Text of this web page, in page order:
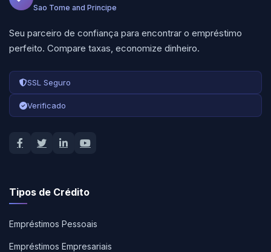
Sao Tome and Principe
Seu parceiro de confiança para encontrar o empréstimo
perfeito. Compare taxas, economize dinheiro.
SSL Seguro
Verificado
Tipos de Crédito
Empréstimos Pessoais
Empréstimos Empresariais